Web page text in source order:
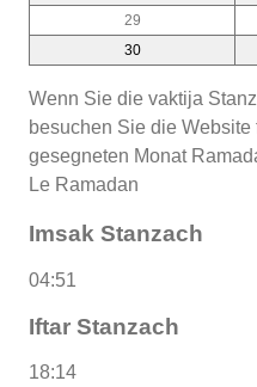
29
30
Wenn Sie die vaktija
besuchen Sie die
gesegneten Monat
Le Ramadan
Imsak Stanzach
04:51
Iftar Stanzach
18:14